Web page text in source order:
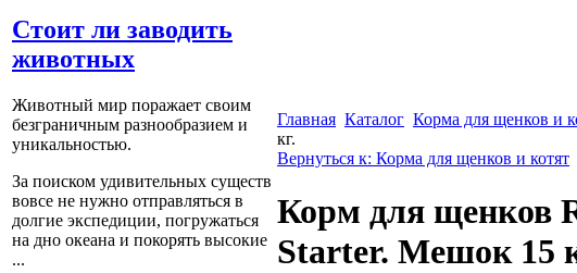
Стоит ли заводить
животных
Животный мир поражает своим
безграничным разнообразием и
уникальностью.
За поиском удивительных существ
вовсе не нужно отправляться в
долгие экспедиции, погружаться
на дно океана и покорять высокие
...
Главная Каталог Корма для щенков и
кг.
Вернуться к: Корма для щенков и котят
Корм для щенков
Starter. Мешок 15